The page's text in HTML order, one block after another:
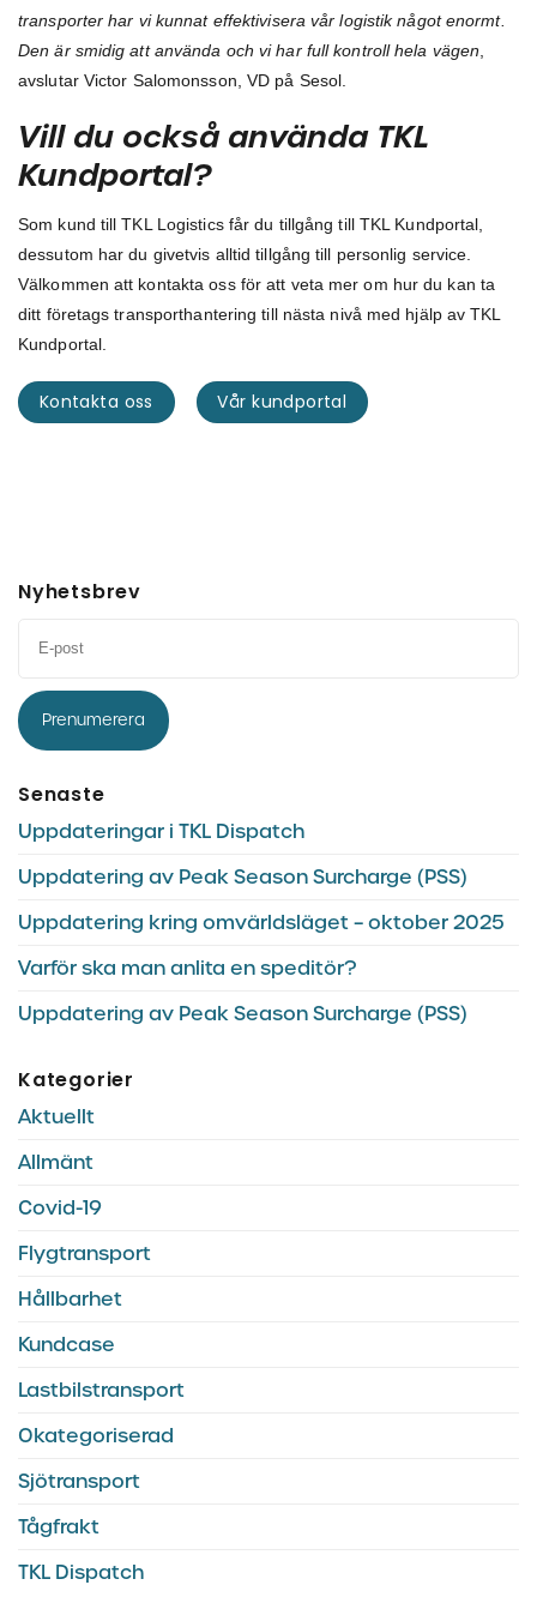
transporter har vi kunnat effektivisera vår logistik något enormt.
Den är smidig att använda och vi har full kontroll hela vägen
avslutar Victor Salomonsson, VD på Sesol.
Vill du också använda TKL
Kundportal?
Som kund till TKL Logistics får du tillgång till TKL Kundportal,
dessutom har du givetvis alltid tillgång till personlig service.
Välkommen att kontakta oss för att veta mer om hur du kan ta
ditt företags transporthantering till nästa nivå med hjälp av TKL
Kundportal.
Kontakta oss Vår kundportal
Nyhetsbrev
Prenumerera
Senaste
Uppdateringar i TKL Dispatch
Uppdatering av Peak Season Surcharge (PSS)
Uppdatering kring omvärldsläget – oktober 2025
Varför ska man anlita en speditör?
Uppdatering av Peak Season Surcharge (PSS)
Kategorier
Aktuellt
Allmänt
Covid-19
Flygtransport
Hållbarhet
Kundcase
Lastbilstransport
Okategoriserad
Sjötransport
Tågfrakt
TKL Dispatch